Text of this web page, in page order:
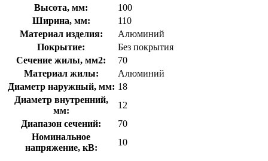
Высота, мм:
100
Ширина, мм:
110
Материал изделия:
Алюминий
Покрытие:
Без покрытия
Сечение жилы, мм2:
70
Материал жилы:
Алюминий
Диаметр наружный, мм: 18
Диаметр внутренний,
мм:
12
Диапазон сечений:
70
Номинальное
напряжение, кВ:
10